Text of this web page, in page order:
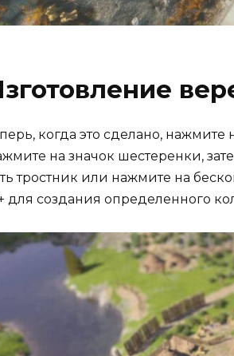
когда это сделано, нажмите
на значок шестеренки,
тростник или нажмите на
для создания определенного